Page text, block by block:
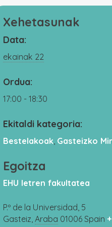
Xehetasunak
Data:
ekainak 22
Ordua:
17:00 - 18:30
Ekitaldi kategoria:
Bestelakoak, Gasteizko
Egoitza
EHU letren fakultatea
P.º de la Universidad, 5
Gasteiz, Araba 01006 Spain